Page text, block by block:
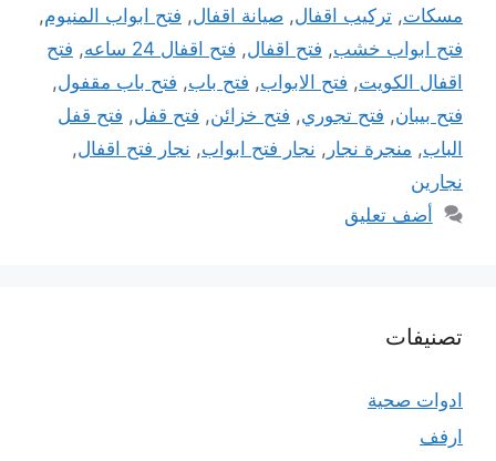
مسكات, تركيب اقفال, صيانة اقفال, فتح ابواب المنيوم,
فتح ابواب خشب, فتح اقفال, فتح اقفال 24 ساعه , فتح
اقفال الكويت, فتح الابواب, فتح باب, فتح باب مقفول,
فتح بيبان, فتح تجوري, فتح خزائن, فتح قفل, فتح قفل
الباب, منجرة نجار , نجار فتح ابواب, نجار فتح اقفال,
نجارين
أضف تعليق
تصنيفات
ادوات صحية
ارفف